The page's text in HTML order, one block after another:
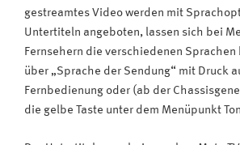
gestreamtes Video werden mit
Untertiteln angeboten, lassen sich bei
Fernsehern die verschiedenen
über „Sprache der Sendung“ mit Druck
Fernbedienung oder (ab der
die gelbe Taste unter dem Menüpunkt